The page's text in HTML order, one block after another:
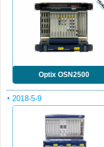
Optix OSN2500
2018-5-9